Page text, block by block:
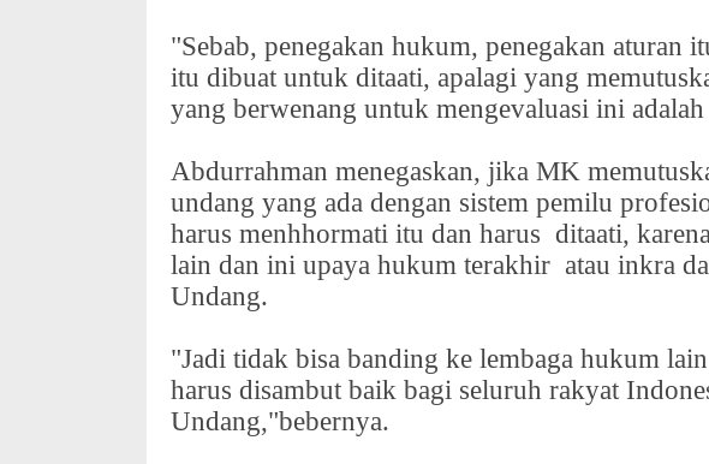
"Sebab, penegakan hukum, penegakan aturan
itu dibuat untuk ditaati, apalagi yang
yang berwenang untuk mengevaluasi ini
Abdurrahman menegaskan, jika MK
undang yang ada dengan sistem pemilu
harus menhhormati itu dan harus ditaati,
lain dan ini upaya hukum terakhir atau inkra
Undang.
"Jadi tidak bisa banding ke lembaga hukum
harus disambut baik bagi seluruh rakyat
Undang,"bebernya.